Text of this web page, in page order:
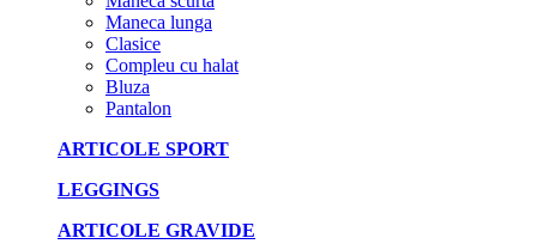
Maneca lunga
Clasice
Compleu cu halat
Bluza
Pantalon
ARTICOLE SPORT
LEGGINGS
ARTICOLE GRAVIDE